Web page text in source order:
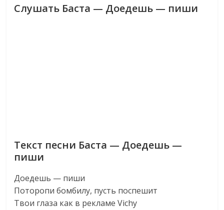
Слушать Баста — Доедешь — пиши
Текст песни Баста — Доедешь —
пиши
Доедешь — пиши
Поторопи бомбилу, пусть поспешит
Твои глаза как в рекламе Vichy